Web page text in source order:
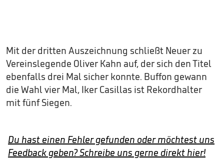
Mit der dritten Auszeichnung schließt Neuer zu
Vereinslegende Oliver Kahn auf, der sich den Titel
ebenfalls drei Mal sicher konnte. Buffon gewann
die Wahl vier Mal, Iker Casillas ist Rekordhalter
mit fünf Siegen.
Du hast einen Fehler gefunden oder möchtest uns
Feedback geben? Schreibe uns gerne direkt hier!